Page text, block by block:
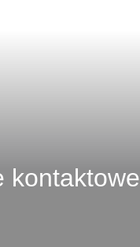
kontaktowe